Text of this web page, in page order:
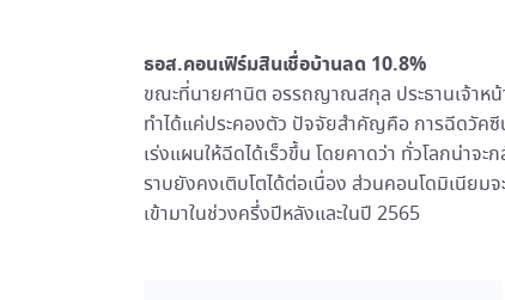
ธอส.คอนเฟิร์มสินเชื่อบ้านลด 10.8%
ขณะที่นายศานิต อรรถญาณสกุล ประธานเจ้าห
ทำได้แค่ประคองตัว ปัจจัยสำคัญคือ การฉีดวัคซี
เร่งแผนให้ฉีดได้เร็วขึ้น โดยคาดว่า ทั่วโลกน่า
ราบยังคงเติบโตได้ต่อเนื่อง ส่วนคอนโดมิเนียม
เข้ามาในช่วงครึ่งปีหลังและในปี 2565